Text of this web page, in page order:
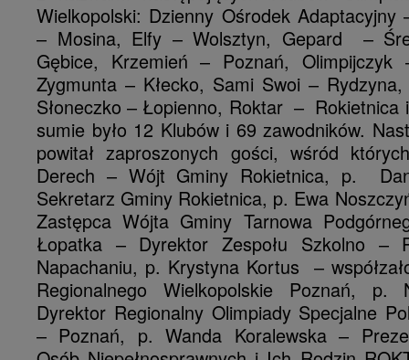
Wielkopolski: Dzienny Ośrodek Adaptacyjny
– Mosina, Elfy – Wolsztyn, Gepard –
Gębice, Krzemień – Poznań, Olimpijczyk
Zygmunta – Kłecko, Sami Swoi –
Słoneczko – Łopienno, Roktar – Rokietnica
sumie było 12 Klubów i 69 zawodników.
powitał zaproszonych gości, wśród
Derech – Wójt Gminy Rokietnica, p.
Sekretarz Gminy Rokietnica, p. Ewa
Zastępca Wójta Gminy Tarnowa
Łopatka – Dyrektor Zespołu Szkolno –
Napachaniu, p. Krystyna Kortus –
Regionalnego Wielkopolskie Poznań,
Dyrektor Regionalny Olimpiady Specjalne
– Poznań, p. Wanda Koralewska –